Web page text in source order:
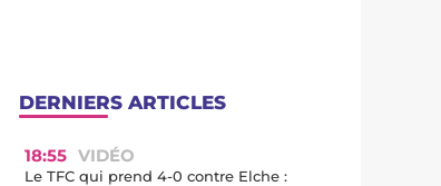
DERNIERS ARTICLES
18:55 VIDÉO
Le TFC qui prend 4-0 contre Elche :